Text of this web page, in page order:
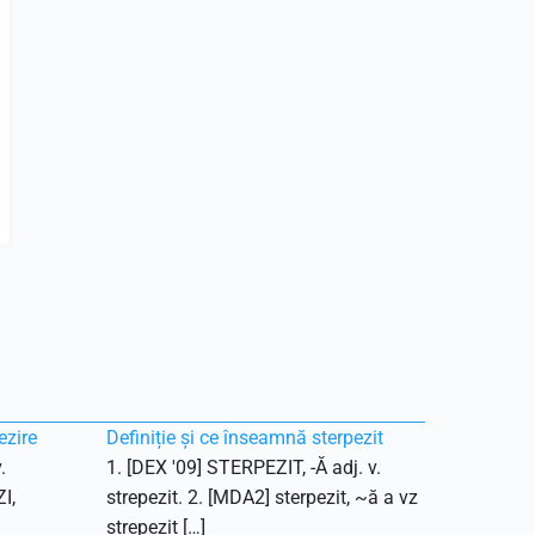
Definiție și ce înseamnă sterpezit
1. [DEX '09] STERPEZIT, -Ă adj. v.
strepezit. 2. [MDA2] sterpezit, ~ă a vz
strepezit […]